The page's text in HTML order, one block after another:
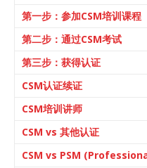
第一步：参加CSM培训课程
第二步：通过CSM考试
第三步：获得认证
CSM认证续证
CSM培训讲师
CSM vs 其他认证
CSM vs PSM